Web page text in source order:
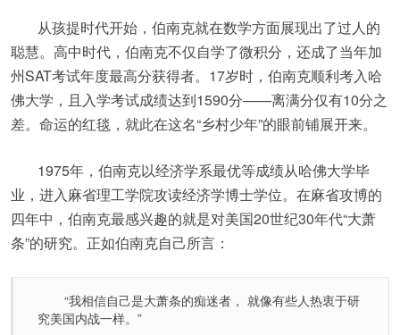
从孩提时代开始，伯南克就在数学方面展现出了过人的
聪慧。高中时代，伯南克不仅自学了微积分，还成了当年加
州SAT考试年度最高分获得者。17岁时，伯南克顺利考入哈
佛大学，且入学考试成绩达到1590分——离满分仅有10分之
差。命运的红毯，就此在这名“乡村少年”的眼前铺展开来。
1975年，伯南克以经济学系最优等成绩从哈佛大学毕
业，进入麻省理工学院攻读经济学博士学位。在麻省攻博的
四年中，伯南克最感兴趣的就是对美国20世纪30年代“大萧
条”的研究。正如伯南克自己所言：
“我相信自己是大萧条的痴迷者， 就像有些人热衷于研
究美国内战一样。”